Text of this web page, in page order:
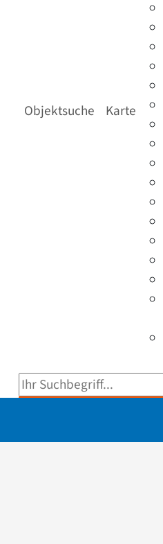
Objektsuche Karte
Suchbegriff eingeben